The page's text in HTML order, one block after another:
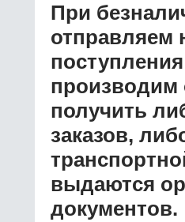
При
отправляем
производим
получить
заказов,
выдаются
документов.